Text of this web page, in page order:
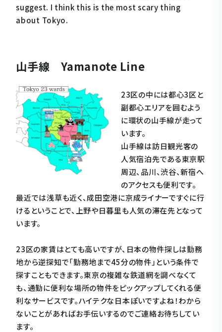
suggest. I think this is the most scary thing
about Tokyo.
山手線 Yamanote Line
23区の中には都心3区と
副都心エリアを囲むよう
に環状の山手線が走って
います。
山手線は訪日観光客の
人気宿泊先である東京駅
周辺、品川、渋谷、新宿へ
のアクセスも便利です。
最近では浅草も近く、成田空港に京成ライナーですぐに行
けるということで、上野や日暮里も人気の滞在先となって
います。
23区の家賃はとても高いですが、日本の物件探しは勤務
地から逆探知で「勤務地まで45分の物件」という条件で
探すこともできます。東京の複雑な鉄道網を調べなくて
も、通勤に便利な場所の物件をピックアップしてくれる便
利なサービスです。ハイテクな日本ぽいですよね！わから
ないことがあればお手伝いするのでご連絡お待ちしてい
ます。